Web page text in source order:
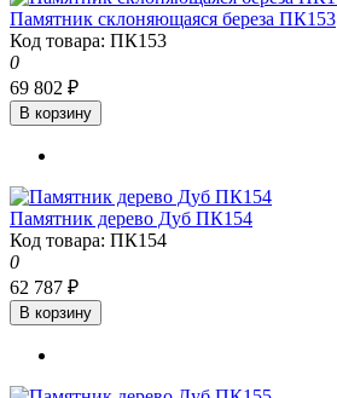
Памятник склоняющаяся береза ПК153
Код товара: ПК153
0
69 802 ₽
В корзину
Памятник дерево Дуб ПК154
Код товара: ПК154
0
62 787 ₽
В корзину